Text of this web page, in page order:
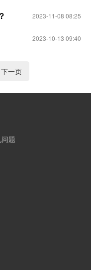
2023-11-08 08:25
2023-10-13 09:40
下一页
题